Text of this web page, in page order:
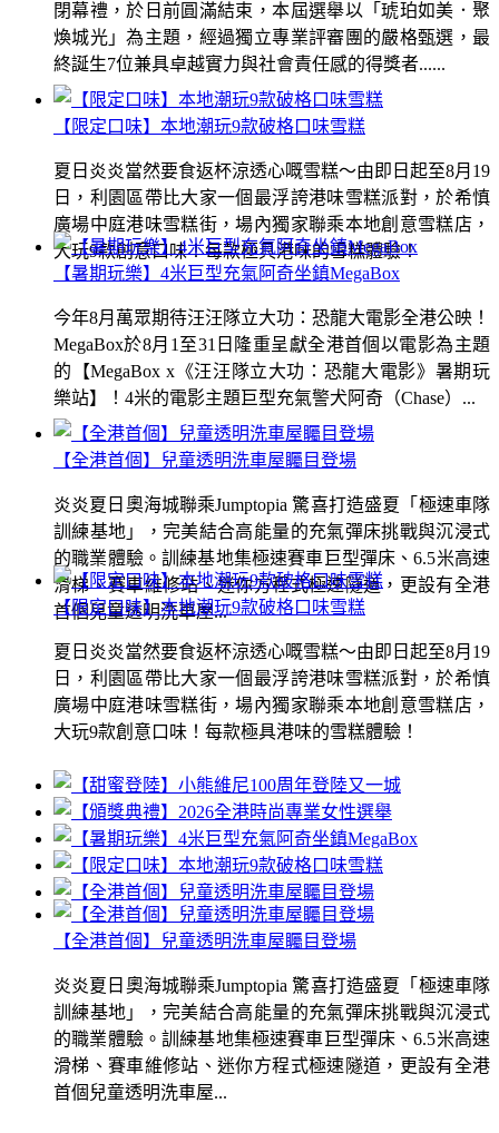
【限定口味】本地潮玩9款破格口味雪糕
夏日炎炎當然要食返杯涼透心嘅雪糕～由即日起至8月19
日，利園區帶比大家一個最浮誇港味雪糕派對，於希慎
廣場中庭港味雪糕街，場內獨家聯乘本地創意雪糕店，
大玩9款創意口味！每款極具港味的雪糕體驗！
【全港首個】兒童透明洗車屋矚目登場
炎炎夏日奧海城聯乘Jumptopia 驚喜打造盛夏「極速車隊
訓練基地」，完美結合高能量的充氣彈床挑戰與沉浸式
的職業體驗。訓練基地集極速賽車巨型彈床、6.5米高速
滑梯、賽車維修站、迷你方程式極速隧道，更設有全港
首個兒童透明洗車屋...
閉幕禮，於日前圓滿結束，本屆選舉以「琥珀如美．聚
煥城光」為主題，經過獨立專業評審團的嚴格甄選，最
終誕生7位兼具卓越實力與社會責任感的得獎者......
【暑期玩樂】4米巨型充氣阿奇坐鎮MegaBox
今年8月萬眾期待汪汪隊立大功：恐龍大電影全港公映！
MegaBox於8月1至31日隆重呈獻全港首個以電影為主題
的【MegaBox x《汪汪隊立大功：恐龍大電影》暑期玩
樂站】！4米的電影主題巨型充氣警犬阿奇（Chase）...
【限定口味】本地潮玩9款破格口味雪糕
夏日炎炎當然要食返杯涼透心嘅雪糕～由即日起至8月19
日，利園區帶比大家一個最浮誇港味雪糕派對，於希慎
廣場中庭港味雪糕街，場內獨家聯乘本地創意雪糕店，
大玩9款創意口味！每款極具港味的雪糕體驗！
【全港首個】兒童透明洗車屋矚目登場
炎炎夏日奧海城聯乘Jumptopia 驚喜打造盛夏「極速車隊
訓練基地」，完美結合高能量的充氣彈床挑戰與沉浸式
的職業體驗。訓練基地集極速賽車巨型彈床、6.5米高速
滑梯、賽車維修站、迷你方程式極速隧道，更設有全港
首個兒童透明洗車屋...